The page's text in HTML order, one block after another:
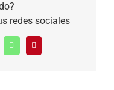
redes sociales
WhatsAppPinterest